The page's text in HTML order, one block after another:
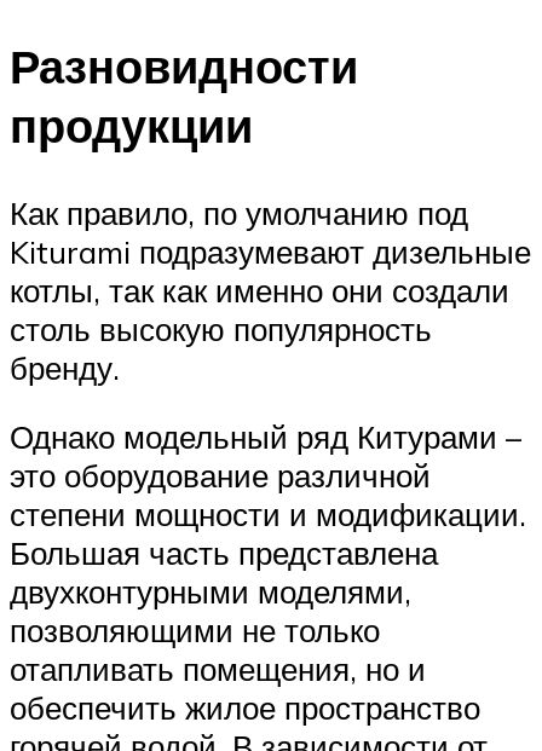
Разновидности
продукции
Как правило, по умолчанию под
Kiturami подразумевают дизельные
котлы, так как именно они создали
столь высокую популярность
бренду.
Однако модельный ряд Китурами –
это оборудование различной
степени мощности и модификации.
Большая часть представлена
двухконтурными моделями,
позволяющими не только
отапливать помещения, но и
обеспечить жилое пространство